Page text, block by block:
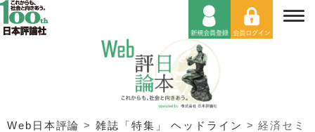
Web日本評論 >雑誌「特集」 ヘッドライン >経済セミ